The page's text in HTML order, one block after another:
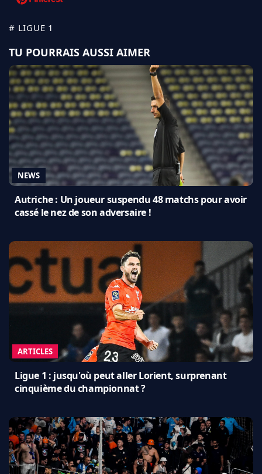
# LIGUE 1
TU POURRAIS AUSSI AIMER
NEWS
Autriche : Un joueur suspendu 48 matchs pour avoir
cassé le nez de son adversaire !
ARTICLES
Ligue 1 : jusqu'où peut aller Lorient, surprenant
cinquième du championnat ?